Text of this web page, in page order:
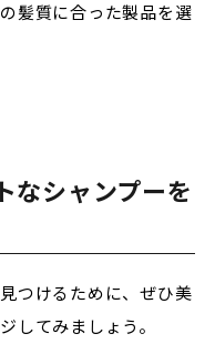
髪質に合った製品を選
なシャンプーを
つけるために、ぜひ美
してみましょう。